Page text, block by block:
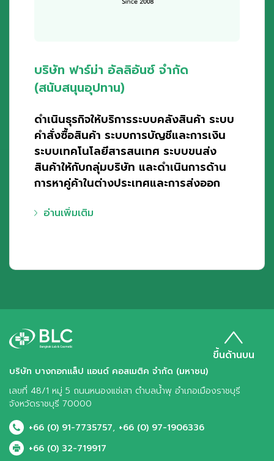
บริษัท ฟาร์ม่า อัลลิอันซ์ จำกัด
(สนับสนุนอุปทาน)
ดำเนินธุรกิจให้บริการระบบคลังสินค้า ระบบ
คำสั่งซื้อสินค้า ระบบการบัญชีและการเงิน
ระบบเทคโนโลยีสารสนเทศ ระบบขนส่ง
สินค้าให้กับกลุ่มบริษัท และดำเนินการด้าน
การหาคู่ค้าในต่างประเทศและการส่งออก
อ่านเพิ่มเติม
บริษัท บางกอกแล็ป แอนด์ คอสเมติค จำกัด (มหาชน)
เลขที่ 48/1 หมู่ 5 ถนนหนองแช่เสา ตำบลน้ำพุ อำเภอเมืองราชบุรี
จังหวัดราชบุรี 70000
+66 (0) 91-7735757, +66 (0) 97-1906336
+66 (0) 32-719917
ขึ้นด้านบน